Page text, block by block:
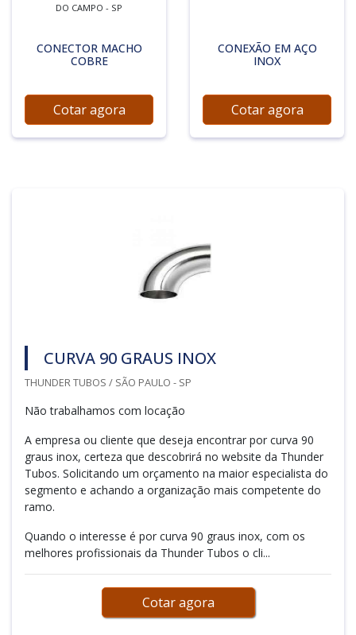
DO CAMPO - SP
CONECTOR MACHO
COBRE
Cotar agora
CONEXÃO EM AÇO
INOX
Cotar agora
CURVA 90 GRAUS INOX
THUNDER TUBOS / SÃO PAULO - SP
Não trabalhamos com locação
A empresa ou cliente que deseja encontrar por curva 90
graus inox, certeza que descobrirá no website da Thunder
Tubos. Solicitando um orçamento na maior especialista do
segmento e achando a organização mais competente do
ramo.
Quando o interesse é por curva 90 graus inox, com os
melhores profissionais da Thunder Tubos o cli...
Cotar agora